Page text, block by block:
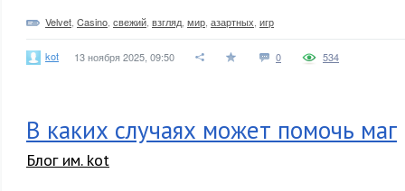
Velvet Casino свежий взгляд мир азартных игр
kot 13 ноября 2025, 09:50 0 534
В каких случаях может помочь маг
Блог им. kot